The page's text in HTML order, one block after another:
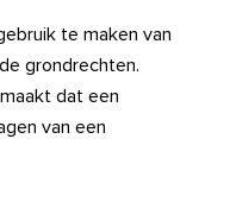
te maken van
grondrechten.
dat een
van een